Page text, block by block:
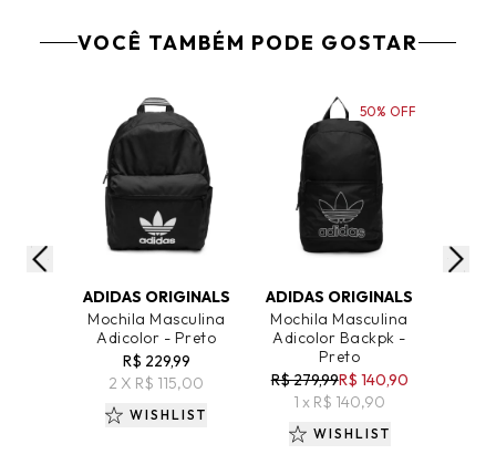
VOCÊ TAMBÉM PODE GOSTAR
ADIDAS ORIGINALS
Mochila Masculina
Adicolor - Preto
R$ 229,99
2 X R$ 115,00
WISHLIST
ADIDAS ORIGINALS
Mochila Masculina
Adicolor Backpk -
Preto
R$ 279,99R$ 140,90
1 x R$ 140,90
50% OFF
WISHLIST